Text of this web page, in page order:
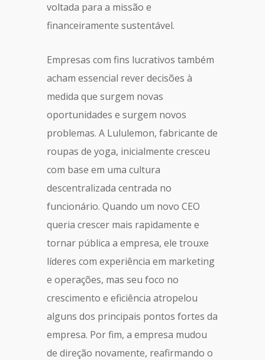
voltada para a missão e
financeiramente sustentável.
Empresas com fins lucrativos também
acham essencial rever decisões à
medida que surgem novas
oportunidades e surgem novos
problemas. A Lululemon, fabricante de
roupas de yoga, inicialmente cresceu
com base em uma cultura
descentralizada centrada no
funcionário. Quando um novo CEO
queria crescer mais rapidamente e
tornar pública a empresa, ele trouxe
líderes com experiência em marketing
e operações, mas seu foco no
crescimento e eficiência atropelou
alguns dos principais pontos fortes da
empresa. Por fim, a empresa mudou
de direção novamente, reafirmando o